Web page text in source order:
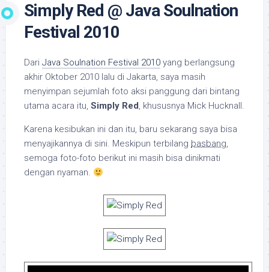
Simply Red @ Java Soulnation
Festival 2010
Dari Java Soulnation Festival 2010 yang berlangsung
akhir Oktober 2010 lalu di Jakarta, saya masih
menyimpan sejumlah foto aksi panggung dari bintang
utama acara itu, Simply Red, khususnya Mick Hucknall.
Karena kesibukan ini dan itu, baru sekarang saya bisa
menyajikannya di sini. Meskipun terbilang basbang,
semoga foto-foto berikut ini masih bisa dinikmati
dengan nyaman.